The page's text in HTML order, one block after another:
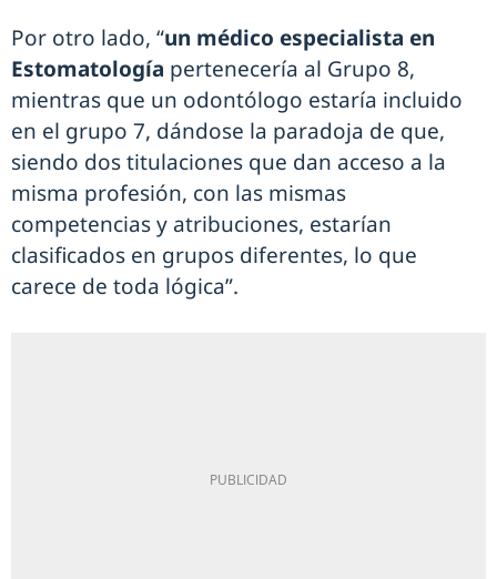
Por otro lado, “un médico especialista en
Estomatología pertenecería al Grupo 8,
mientras que un odontólogo estaría incluido
en el grupo 7, dándose la paradoja de que,
siendo dos titulaciones que dan acceso a la
misma profesión, con las mismas
competencias y atribuciones, estarían
clasificados en grupos diferentes, lo que
carece de toda lógica”.